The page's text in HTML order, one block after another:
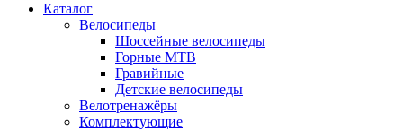
Каталог
Велосипеды
Шоссейные велосипеды
Горные МTB
Гравийные
Детские велосипеды
Велотренажёры
Комплектующие